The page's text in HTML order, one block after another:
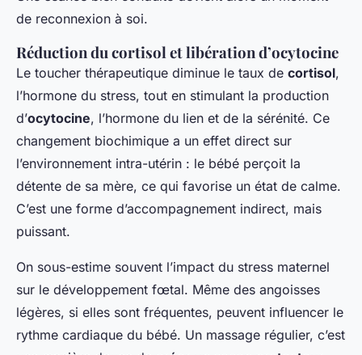
de reconnexion à soi.
Réduction du cortisol et libération d’ocytocine
Le toucher thérapeutique diminue le taux de cortisol,
l’hormone du stress, tout en stimulant la production
d’ocytocine, l’hormone du lien et de la sérénité. Ce
changement biochimique a un effet direct sur
l’environnement intra-utérin : le bébé perçoit la
détente de sa mère, ce qui favorise un état de calme.
C’est une forme d’accompagnement indirect, mais
puissant.
On sous-estime souvent l’impact du stress maternel
sur le développement fœtal. Même des angoisses
légères, si elles sont fréquentes, peuvent influencer le
rythme cardiaque du bébé. Un massage régulier, c’est